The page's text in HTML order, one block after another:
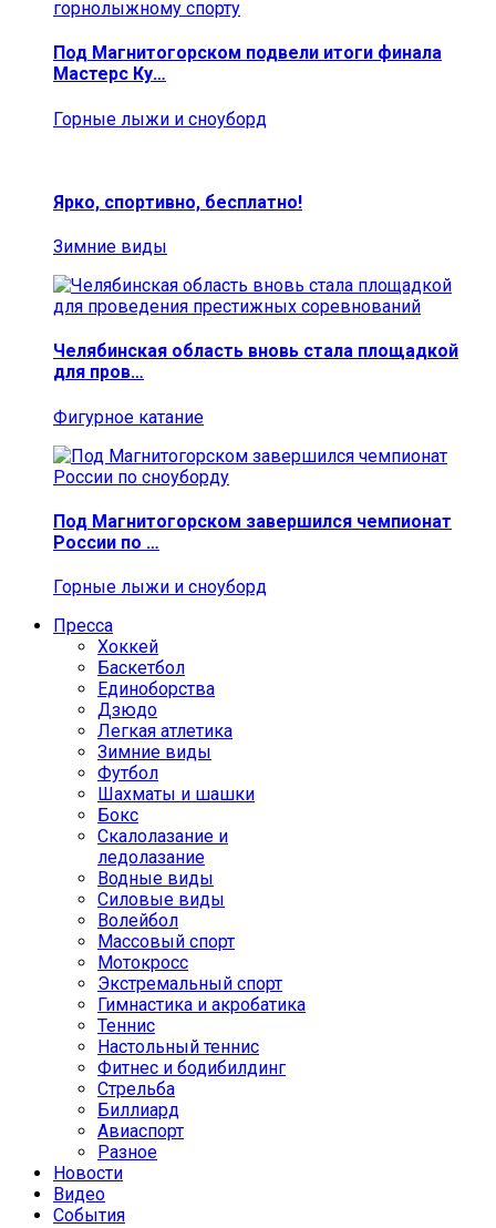
Под Магнитогорском подвели итоги финала
Мастерс Ку…
Горные лыжи и сноуборд
Ярко, спортивно, бесплатно!
Зимние виды
Челябинская область вновь стала площадкой
для пров…
Фигурное катание
Под Магнитогорском завершился чемпионат
России по …
Горные лыжи и сноуборд
Пресса
Хоккей
Баскетбол
Единоборства
Дзюдо
Легкая атлетика
Зимние виды
Футбол
Шахматы и шашки
Бокс
Скалолазание и
ледолазание
Водные виды
Силовые виды
Волейбол
Массовый спорт
Мотокросс
Экстремальный спорт
Гимнастика и акробатика
Теннис
Настольный теннис
Фитнес и бодибилдинг
Стрельба
Биллиард
Авиаспорт
Разное
Новости
Видео
События